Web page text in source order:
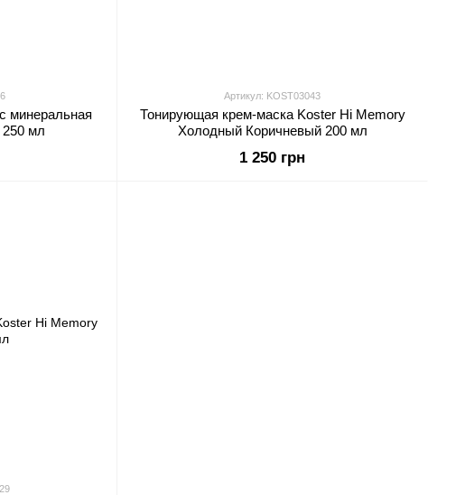
минеральная
250 мл
Артикул: KOST03043
Тонирующая крем-маска Koster Hi Memory
Холодный Коричневый 200 мл
1 250 грн